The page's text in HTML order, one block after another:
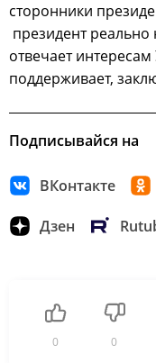
сторонники
президент реально
отвечает
поддерживает,
Подписывайся на
ВКонтакте
Дзен
0 0